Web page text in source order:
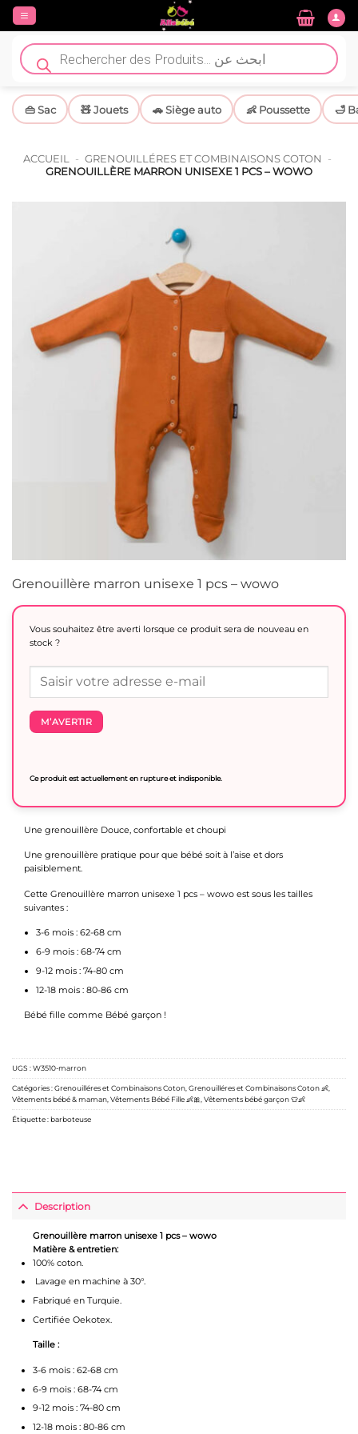
Passer
contenu
Recherche
de
produits
👜 Sac 🧸 Jouets 🚗 Siège auto 👶 Poussette 🛁
ACCUEIL - GRENOUILLÉRES ET COMBINAISONS COTON
-
GRENOUILLÈRE MARRON UNISEXE 1 PCS – WOWO
Grenouillère marron unisexe 1 pcs – wowo
Une grenouillère Douce, confortable et choupi
Une grenouillère pratique pour que bébé soit à l’aise et dors
paisiblement.
Cette Grenouillère marron unisexe 1 pcs – wowo est sous les tailles
suivantes :
3-6 mois : 62-68 cm
6-9 mois : 68-74 cm
9-12 mois : 74-80 cm
12-18 mois : 80-86 cm
Bébé fille comme Bébé garçon !
Vous souhaitez être averti lorsque ce produit sera de nouveau en
stock ?
M’AVERTIR
Ce produit est actuellement en rupture et indisponible.
UGS :W3510-marron
Catégories :Grenouilléres et Combinaisons Coton Grenouilléres et Combinaisons Coton 👶
Vêtements bébé & maman Vêtements Bébé Fille 👶🎀 Vêtements bébé garçon 👕👶
Étiquette :barboteuse
Description
Grenouillère marron unisexe 1 pcs – wowo
Matière & entretien:
100% coton.
Lavage en machine à 30°.
Fabriqué en Turquie.
Certifiée Oekotex.
Taille :
3-6 mois : 62-68 cm
6-9 mois : 68-74 cm
9-12 mois : 74-80 cm
12-18 mois : 80-86 cm